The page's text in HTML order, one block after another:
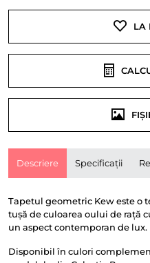
LA
Descriere Specificații
Tapetul geometric Kew este o
tușă de culoarea oului de rață
un aspect contemporan de lux.
Disponibil în culori